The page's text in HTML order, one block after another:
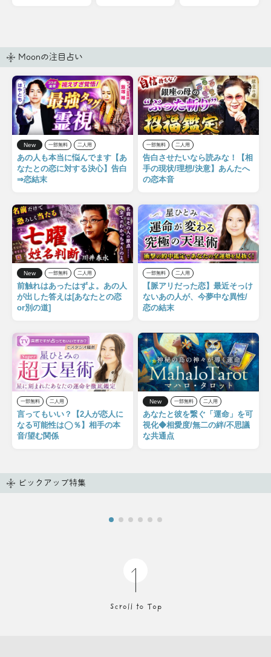
Moonの注目占い
New 一部無料 二人用
あの人も本当に悩んでます【あ
なたとの恋に対する決心】告白
⇒恋結末
一部無料 二人用
告白させたいなら読みな！【相
手の現状/理想/決意】あんたへ
の恋本音
New 一部無料 二人用
前触れはあったはずよ。あの人
が出した答えは[あなたとの恋
or別の道]
一部無料 二人用
【脈アリだった恋】最近そっけ
ないあの人が、今夢中な異性/
恋の結末
一部無料 二人用
言ってもいい？【2人が恋人に
なる可能性は◯％】相手の本
音/望む関係
New 一部無料 二人用
あなたと彼を繋ぐ「運命」を可
視化◆相愛度/無二の絆/不思議
な共通点
ピックアップ特集